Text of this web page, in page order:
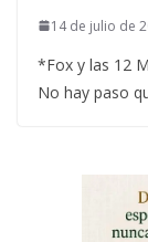
14 de julio de
*Fox y las 12
No hay paso